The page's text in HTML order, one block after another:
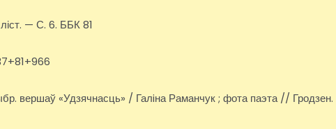
— С. 6. ББК 81
вершаў «Удзячнасць» / Галiна Раманчук ; фота паэта // Гродзен.